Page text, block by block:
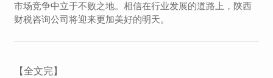
市场竞争中立于不败之地。相信在行业发展的道路上，陕西
财税咨询公司将迎来更加美好的明天。
【全文完】